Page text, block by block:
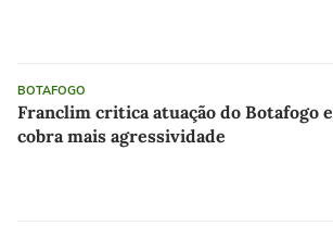
BOTAFOGO
Franclim critica atuação do Botafogo e
cobra mais agressividade